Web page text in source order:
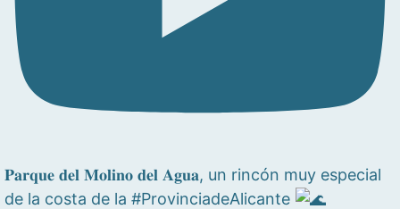
𝐏𝐚𝐫𝐪𝐮𝐞 𝐝𝐞𝐥 𝐌𝐨𝐥𝐢𝐧𝐨 𝐝𝐞𝐥 𝐀𝐠𝐮𝐚, un rincón muy especial
de la costa de la #ProvinciadeAlicante